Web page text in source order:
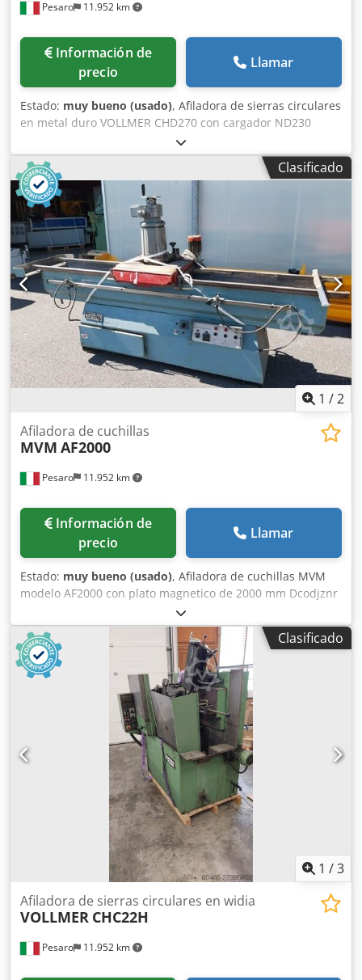
Pesaro 11.952 km
Información de
precio
Llamar
Estado: muy bueno (usado), Afiladora de sierras circulares
en metal duro VOLLMER CHD270 con cargador ND230
Clasificado
1 /2
Pesaro 11.952 km
Afiladora de cuchillas
MVM AF2000
Información de
precio
Llamar
Estado: muy bueno (usado), Afiladora de cuchillas MVM
modelo AF2000 con plato magnetico de 2000 mm Dcodjznr
Clasificado
1 /3
Pesaro 11.952 km
Afiladora de sierras circulares en widia
VOLLMER CHC22H